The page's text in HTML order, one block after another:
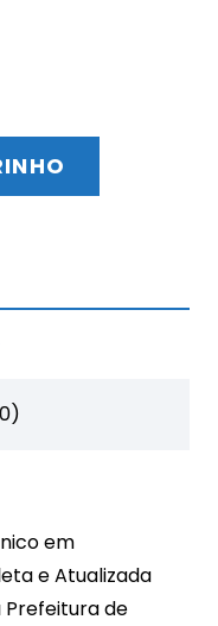
em
e Atualizada
Prefeitura de